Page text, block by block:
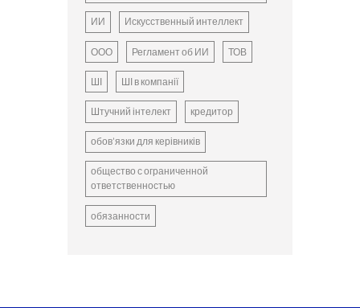
ИИ Искусственный интеллект
ООО Регламент об ИИ ТОВ
ШІ ШІ в компанії
Штучний інтелект кредитор
обов’язки для керівників
общество с ограниченной
ответственностью
обязанности